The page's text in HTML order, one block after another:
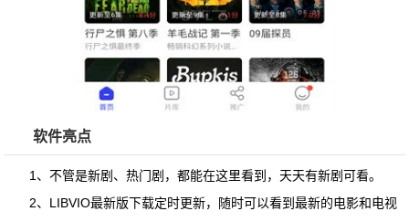
软件亮点
1、不管是新剧、热门剧，都能在这里看到，天天有新剧可看。
2、 LIBVIO最新版下载定时更新，随时可以看到最新的电影和电视